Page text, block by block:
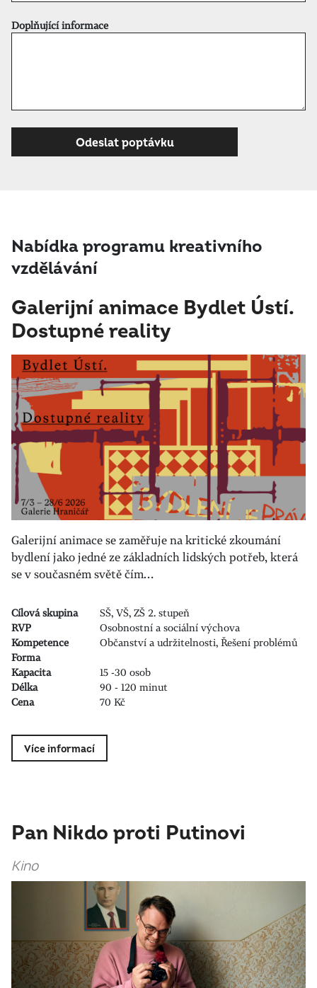
Doplňující informace
Nabídka programu kreativního
vzdělávání
Galerijní animace Bydlet Ústí.
Dostupné reality
Galerijní animace se zaměřuje na kritické zkoumání
bydlení jako jedné ze základních lidských potřeb, která
se v současném světě čím…
Cílová skupina
SŠ, VŠ, ZŠ 2. stupeň
RVP
Osobnostní a sociální výchova
Kompetence
Občanství a udržitelnosti, Řešení problémů
Forma
Kapacita
15 -30 osob
Délka
90 - 120 minut
Cena
70 Kč
Více informací
Pan Nikdo proti Putinovi
Kino